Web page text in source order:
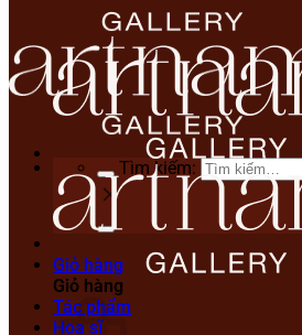
Tìm kiếm:
Giỏ hàng
Giỏ hàng
Tác phẩm
Họa sĩ